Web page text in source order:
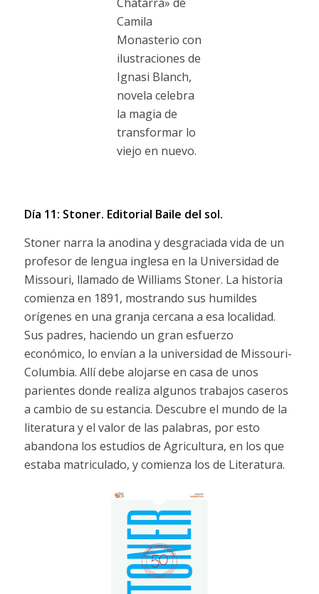
Día 11: Stoner. Editorial Baile del sol.
Stoner narra la anodina y desgraciada vida de un
profesor de lengua inglesa en la Universidad de
Missouri, llamado de Williams Stoner. La historia
comienza en 1891, mostrando sus humildes
orígenes en una granja cercana a esa localidad.
Sus padres, haciendo un gran esfuerzo
económico, lo envían a la universidad de Missouri-
Columbia. Allí debe alojarse en casa de unos
parientes donde realiza algunos trabajos caseros
a cambio de su estancia. Descubre el mundo de la
literatura y el valor de las palabras, por esto
abandona los estudios de Agricultura, en los que
estaba matriculado, y comienza los de Literatura.